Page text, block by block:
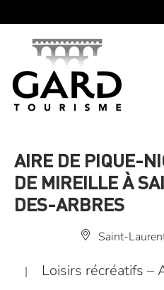
AIRE DE PIQUE-
DE MIREILLE À
DES-ARBRES
Saint-
| Loisirs récréatifs –